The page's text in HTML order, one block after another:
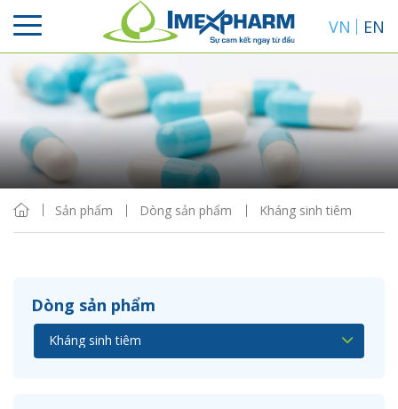
VN EN
Sản phẩm Dòng sản phẩm Kháng sinh tiêm
Dòng sản phẩm
Sắp xếp
Hiển thị